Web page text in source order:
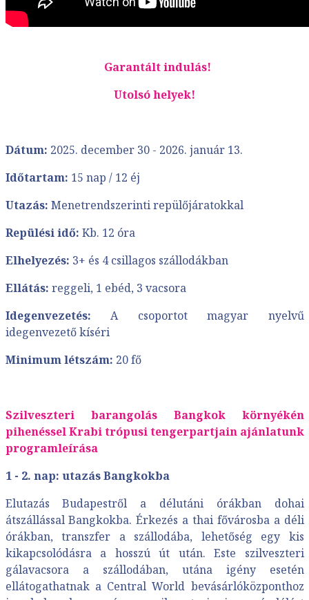
Garantált indulás!
Utolsó helyek!
Dátum: 2025. december 30 - 2026. január 13.
Időtartam: 15 nap / 12 éj
Utazás: Menetrendszerinti repülőjáratokkal
Repülési idő: Kb. 12 óra
Elhelyezés: 3+ és 4 csillagos szállodákban
Ellátás: reggeli, 1 ebéd, 3 vacsora
Idegenvezetés: A csoportot magyar nyelvű
idegenvezető kíséri
Minimum létszám: 20 fő
Szilveszteri barangolás Bangkok környékén
pihenéssel Krabi trópusi tengerpartjain ajánlatunk
programleírása
1 - 2. nap: utazás Bangkokba
Elutazás Budapestről a délutáni órákban dohai
átszállással Bangkokba. Érkezés a thai fővárosba a déli
órákban, transzfer a szállodába, lehetőség egy kis
kikapcsolódásra a hosszú út után. Este szilveszteri
gálavacsora a szállodában, utána igény esetén
ellátogathatnak a Central World bevásárlóközponthoz